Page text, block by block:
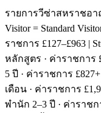
รายการวีซ่าสหราชอ
Visitor = Standard
ราชการ £127–£963 |
หลักสูตร · ค่าราชการ
5 ปี · ค่าราชการ £827+
เดือน · ค่าราชการ
พำนัก 2–3 ปี · ค่าราช